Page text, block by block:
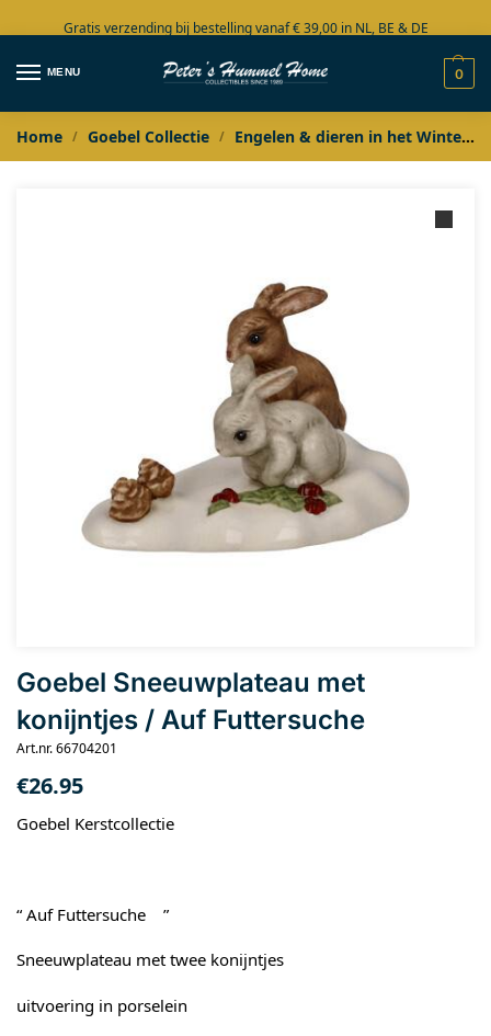
Gratis verzending bij bestelling vanaf € 39,00 in NL, BE & DE
Grote collectie in voorraad
MENU 0
Home / Goebel Collectie / Engelen & dieren in het Winterbos
Goebel Sneeuwplateau met
konijntjes / Auf Futtersuche
Art.nr. 66704201
€26.95
Goebel Kerstcollectie
“ Auf Futtersuche ”
Sneeuwplateau met twee konijntjes
uitvoering in porselein